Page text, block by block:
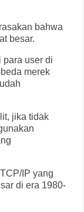
bahwa
besar.
para user di
merek
jika tidak
IP yang
di era 1980-